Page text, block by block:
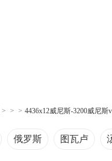
> > > 4436x12威尼斯-3200威尼斯
俄罗斯 图瓦卢